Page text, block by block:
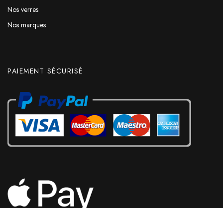
Nos verres
Nos marques
PAIEMENT SÉCURISÉ